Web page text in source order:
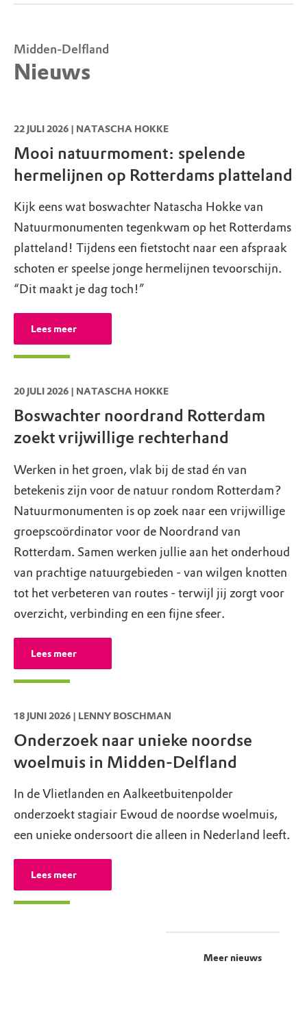
T:015 – 380 88 86
Toon op kaart
Broekpolderweg 3 (100 meter ernaast)
Maasland
Midden-Delfland
Nieuws
22 JULI 2026 | NATASCHA HOKKE
Mooi natuurmoment: spelende
hermelijnen op Rotterdams platteland
Kijk eens wat boswachter Natascha Hokke van
Natuurmonumenten tegenkwam op het Rotterdams
platteland! Tijdens een fietstocht naar een afspraak
schoten er speelse jonge hermelijnen tevoorschijn.
“Dit maakt je dag toch!”
Lees meer
20 JULI 2026 | NATASCHA HOKKE
Boswachter noordrand Rotterdam
zoekt vrijwillige rechterhand
Werken in het groen, vlak bij de stad én van
betekenis zijn voor de natuur rondom Rotterdam?
Natuurmonumenten is op zoek naar een vrijwillige
groepscoördinator voor de Noordrand van
Rotterdam. Samen werken jullie aan het onderhoud
van prachtige natuurgebieden - van wilgen knotten
tot het verbeteren van routes - terwijl jij zorgt voor
overzicht, verbinding en een fijne sfeer.
Lees meer
18 JUNI 2026 | LENNY BOSCHMAN
Onderzoek naar unieke noordse
woelmuis in Midden-Delfland
In de Vlietlanden en Aalkeetbuitenpolder
onderzoekt stagiair Ewoud de noordse woelmuis,
een unieke ondersoort die alleen in Nederland leeft.
Lees meer
Meer nieuws